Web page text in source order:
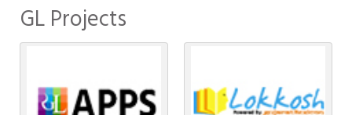
GL Projects